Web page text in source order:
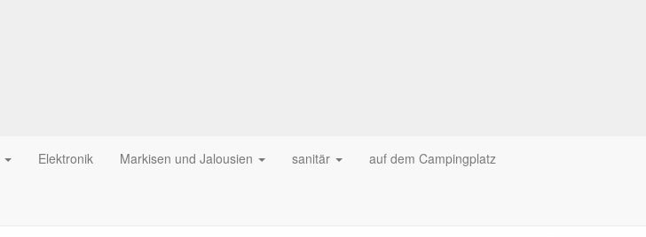
Elektronik Markisen und Jalousien sanitär auf dem Campingplatz